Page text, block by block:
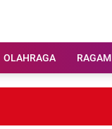
OLAHRAGA RAGAM